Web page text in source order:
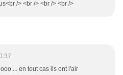
/> <br /> <br /> <br />
en tout cas ils ont l'air